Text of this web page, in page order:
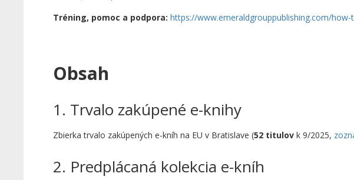
Tréning, pomoc a podpora: https://www.emeraldgrouppublishing.com/how-
Obsah
1. Trvalo zakúpené e-knihy
Zbierka trvalo zakúpených e-kníh na EU v Bratislave (52 titulov k 9/2025,
2. Predplácaná kolekcia e-kníh